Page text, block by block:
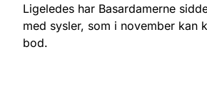
Ligeledes har Basardamerne
med sysler, som i november kan
bod.